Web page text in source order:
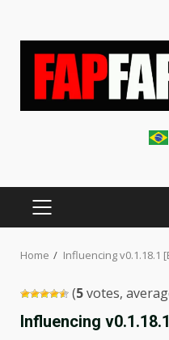
PRIMARY
MENU
Home Influencing v0.1.18.1
(5votes,
Influencing